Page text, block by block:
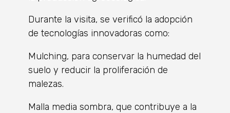
Durante la visita, se verificó la adopción
de tecnologías innovadoras como:
Mulching, para conservar la humedad del
suelo y reducir la proliferación de
malezas.
Malla media sombra, que contribuye a la